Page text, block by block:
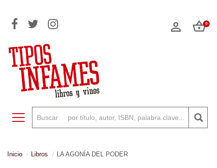
0
Toggle navigation
Inicio Libros LA AGONÍA DEL PODER